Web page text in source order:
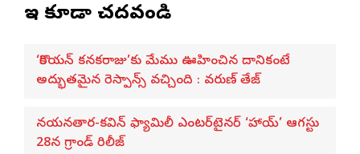
ఇవి కూడా చదవండి
‘కొరియన్ కనకరాజు’కు మేము ఊహించిన దానికంటే
అద్భుతమైన రెస్పాన్స్ వచ్చింది : వరుణ్ తేజ్
నయనతార-కవిన్ ఫ్యామిలీ ఎంటర్‌టైనర్ ‘హాయ్’ ఆగస్టు
28న గ్రాండ్ రిలీజ్